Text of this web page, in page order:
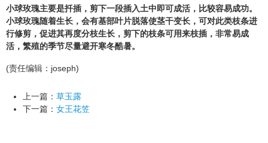
小球玫瑰主要是扦插，剪下一段插入土中即可成活，比较容易成功。
小球玫瑰随着生长，会有基部叶片脱落使茎干变长，可对此类枝条进
行修剪，促进其再度分枝生长，剪下的枝条可用来枝插，非常易成
活，繁殖的季节尽量避开寒冬酷暑。
(责任编辑：joseph)
上一篇： 草玉露
下一篇： 女王花笠